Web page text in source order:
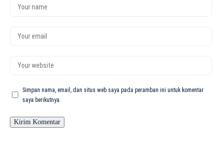
Simpan nama, email, dan situs web saya pada peramban ini untuk komentar
saya berikutnya.